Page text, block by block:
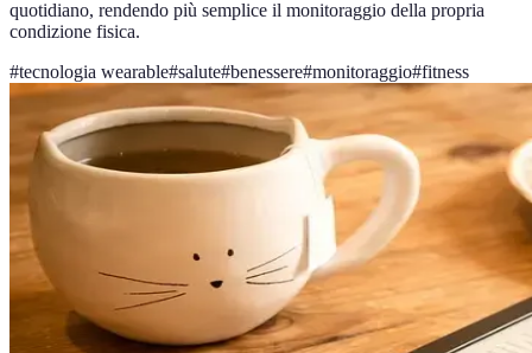
quotidiano, rendendo più semplice il monitoraggio della propria
condizione fisica.
#tecnologia wearable#salute#benessere#monitoraggio#fitness